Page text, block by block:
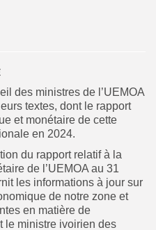
Button
des ministres de l’UEMOA
textes, dont le rapport
et monétaire de cette
en 2024.
du rapport relatif à la
de l’UEMOA au 31
les informations à jour sur
de notre zone et
en matière de
le ministre ivoirien des